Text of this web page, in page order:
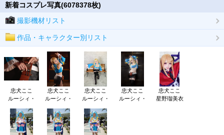
新着コスプレ写真(6078378枚)
撮影機材リスト
作品・キャラクター別リスト
忠犬ここ
ルーシィ・
忠犬ここ
ルーシィ・
忠犬ここ
ルーシィ・
忠犬ここ
ルーシィ・
忠犬ここ
星野瑠美衣